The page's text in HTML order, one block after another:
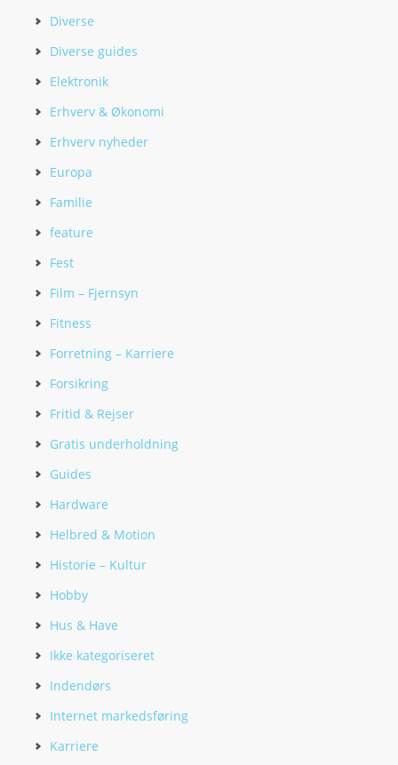
Diverse
Diverse guides
Elektronik
Erhverv & Økonomi
Erhverv nyheder
Europa
Familie
feature
Fest
Film – Fjernsyn
Fitness
Forretning – Karriere
Forsikring
Fritid & Rejser
Gratis underholdning
Guides
Hardware
Helbred & Motion
Historie – Kultur
Hobby
Hus & Have
Ikke kategoriseret
Indendørs
Internet markedsføring
Karriere